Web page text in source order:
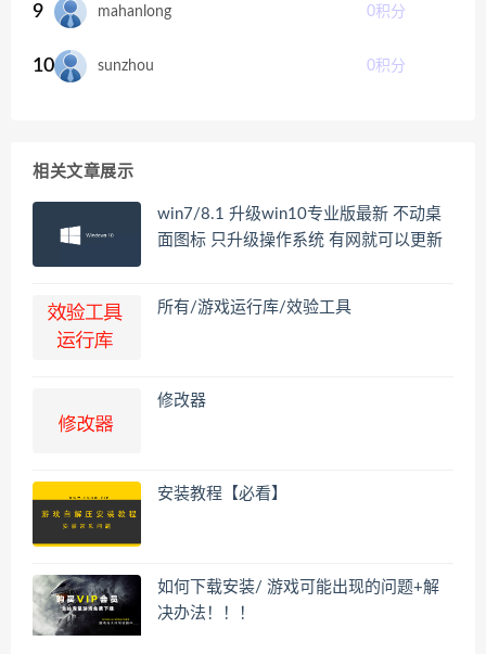
9 mahanlong 0积分
10 sunzhou 0积分
相关文章展示
win7/8.1 升级win10专业版最新 不动桌
面图标 只升级操作系统 有网就可以更新
所有/游戏运行库/效验工具
修改器
安装教程【必看】
如何下载安装/ 游戏可能出现的问题+解
决办法！！！